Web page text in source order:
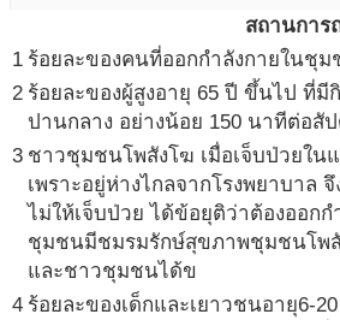
สถานกา
1 ร้อยละของคนที่ออกกำลังกายในชุม
2 ร้อยละของผู้สูงอายุ 65 ปี ขึ้นไป ที่มี
ปานกลาง อย่างน้อย 150 นาทีต่อสั
3 ชาวชุมชนโพสังโฆ เมื่อเจ็บป่วยใน
เพราะอยู่ห่างไกลจากโรงพยาบาล
ไม่ให้เจ็บป่วย ได้ข้อยุติว่าต้องออกก
ชุมชนมีชมรมรักษ์สุขภาพชุมชนโพ
และชาวชุมชนได้ข
4 ร้อยละของเด็กและเยาวชนอายุ6-